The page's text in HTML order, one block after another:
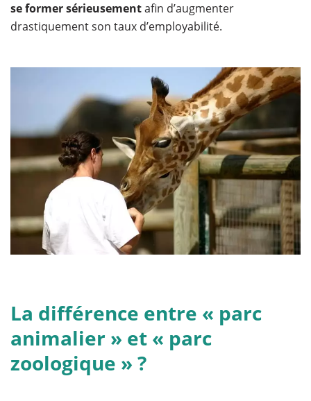
se former sérieusementafin d’augmenter
drastiquement son taux d’employabilité.
La différence entre « parc
animalier » et « parc
zoologique » ?